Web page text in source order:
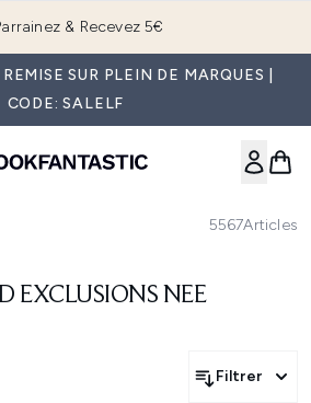
& Recevez 5€
SUR PLEIN DE MARQUES |
CODE: SALELF
5567Articles
EXCLUSIONS NEE
Filtrer